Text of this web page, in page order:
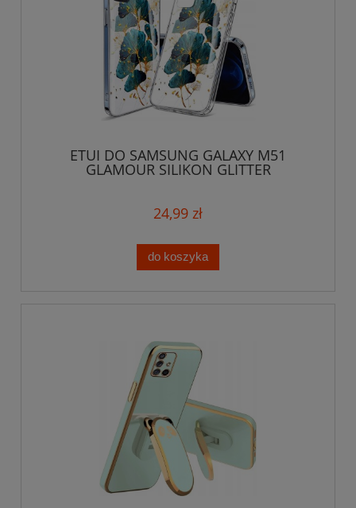
ETUI DO SAMSUNG GALAXY M51
GLAMOUR SILIKON GLITTER
24,99 zł
do koszyka